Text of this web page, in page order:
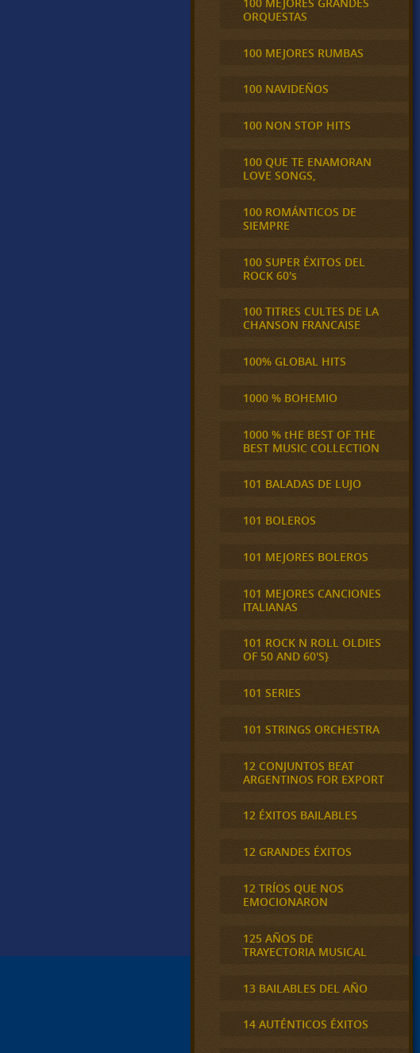
ORQUESTAS
100 MEJORES RUMBAS
100 NAVIDEÑOS
100 NON STOP HITS
100 QUE TE ENAMORAN
LOVE SONGS,
100 ROMÁNTICOS DE
SIEMPRE
100 SUPER ÉXITOS DEL
ROCK 60's
100 TITRES CULTES DE LA
CHANSON FRANCAISE
100% GLOBAL HITS
1000 % BOHEMIO
1000 % tHE BEST OF THE
BEST MUSIC COLLECTION
101 BALADAS DE LUJO
101 BOLEROS
101 MEJORES BOLEROS
101 MEJORES CANCIONES
ITALIANAS
101 ROCK N ROLL OLDIES
OF 50 AND 60'S}
101 SERIES
101 STRINGS ORCHESTRA
12 CONJUNTOS BEAT
ARGENTINOS FOR EXPORT
12 ÉXITOS BAILABLES
12 GRANDES ÉXITOS
12 TRÍOS QUE NOS
EMOCIONARON
125 AÑOS DE
TRAYECTORIA MUSICAL
13 BAILABLES DEL AÑO
14 AUTÉNTICOS ÉXITOS